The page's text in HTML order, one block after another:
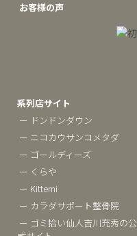
お客様の声
系列店サイト
ー ドンドンダウン
ー ニコカウサンコメタダ
ー ゴールディーズ
ー くらや
ー Kittemi
ー カラダサポート整骨院
ー ゴミ拾い仙人吉川充秀の公